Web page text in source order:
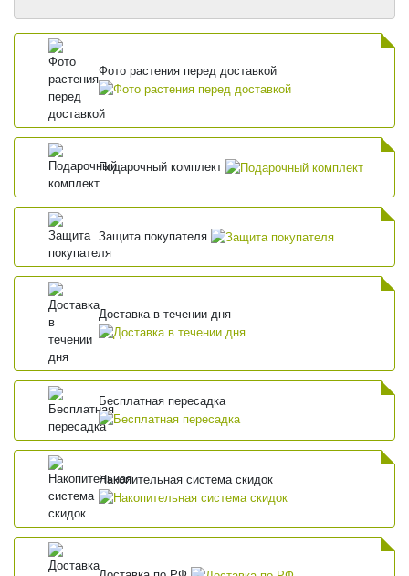
Фото растения перед доставкой
Подарочный комплект
Защита покупателя
Доставка в течении дня
Бесплатная пересадка
Накопительная система скидок